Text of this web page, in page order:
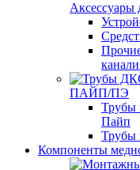
Аксессуары
ПАЙП/ПЭ
Трубы
Пайп
Трубы
Компоненты